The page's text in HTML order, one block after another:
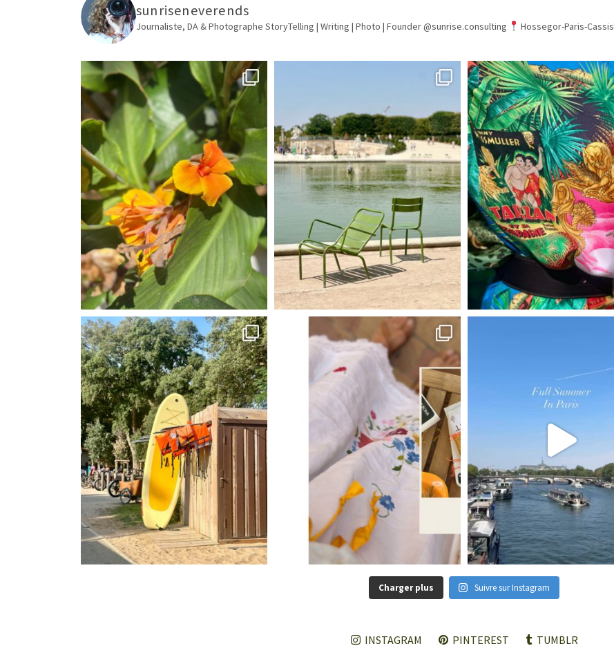
sunriseneverends
Journaliste, DA & Photographe StoryTelling | Writing | Photo | Founder @sunrise.consulting Hossegor-Paris-Cassis
Charger plus Suivre sur Instagram
INSTAGRAM PINTEREST TUMBLR